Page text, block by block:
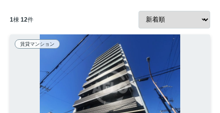
1棟 12件
賃貸マンション